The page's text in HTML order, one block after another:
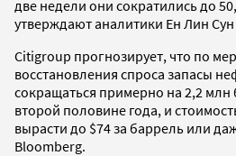
две недели они сократились до
утверждают аналитики Ен Лин
Citigroup прогнозирует, что по
восстановления спроса запасы
сокращаться примерно на 2,2 млн
второй половине года, и
вырасти до $74 за баррель или
Bloomberg.